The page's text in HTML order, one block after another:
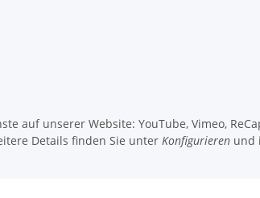
auf unserer Website: YouTube, Vimeo,
Details finden Sie unter Konfigurieren und